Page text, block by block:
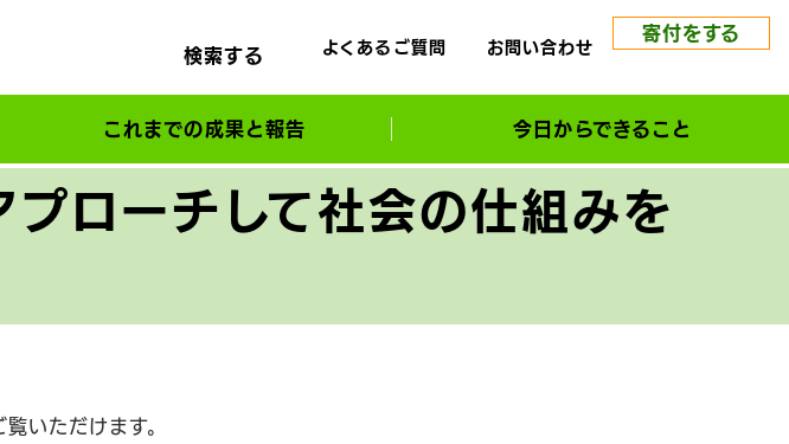
検索する よくあるご質問 お問い合わせ
寄付をする
これまでの成果と報告 今日からできること
ローチして社会の仕組みを
いただけます。